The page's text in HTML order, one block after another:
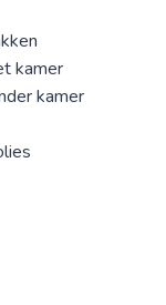
kamer
kamer